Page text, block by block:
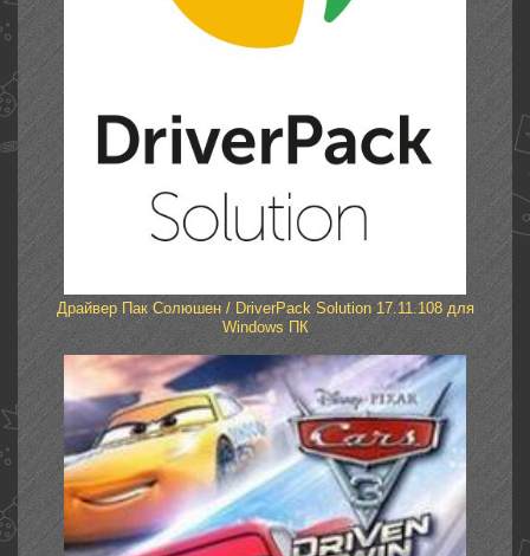
Драйвер Пак Солюшен / DriverPack Solution 17.11.108 для
Windows ПК